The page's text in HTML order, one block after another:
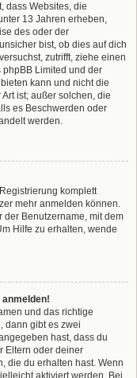
dass Websites, die
13 Jahren erheben,
des oder der
bist, ob dies auf dich
zutrifft, ziehe einen
phpBB Limited und der
kann und nicht die
ist; außer solchen, die
es Beschwerden oder
werden.
komplett
mehr anmelden können.
der Benutzername, mit dem
Hilfe zu erhalten, wende
und das richtige
dann gibt es zwei
hast, dass du
Eltern oder deiner
die du erhalten hast. Wenn
aktiviert werden. Bei